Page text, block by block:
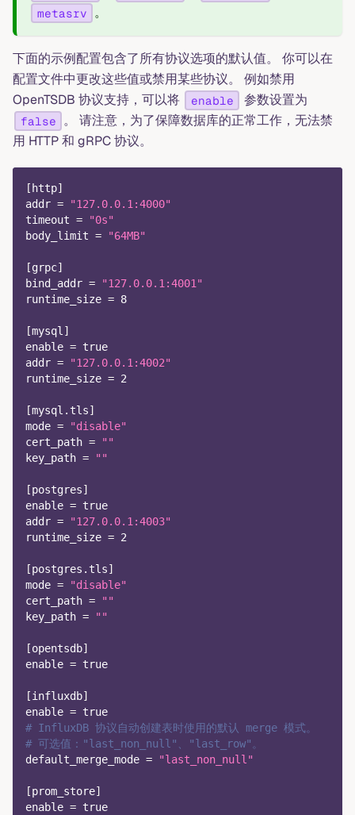
metasrv 。
下面的示例配置包含了所有协议选项的默认值。 你可以在
配置文件中更改这些值或禁用某些协议。 例如禁用
OpenTSDB 协议支持，可以将
enable 参数设置为
false
。 请注意，为了保障数据库的正常工作，无法禁
用 HTTP 和 gRPC 协议。
[ http]
addr =
"127.0.0.1:4000"
timeout =
"0s"
body_limit = "64MB"
[grpc]
bind_addr =
"127.0.0.1:4001"
runtime_size = 8
[mysql]
enable = true
addr =
"127.0.0.1:4002"
runtime_size = 2
[mysql.tls]
mode =
"disable"
cert_path =
""
key_path = ""
[postgres]
enable = true
addr =
"127.0.0.1:4003"
runtime_size = 2
[postgres.tls]
mode =
"disable"
cert_path =
""
key_path = ""
[opentsdb]
enable = true
[influxdb]
enable = true
# InfluxDB 协议自动创建表时使用的默认 merge 模式。
# 可选值："last_non_null"、"last_row"。
default_merge_mode = "last_non_null"
[prom_store]
enable = true